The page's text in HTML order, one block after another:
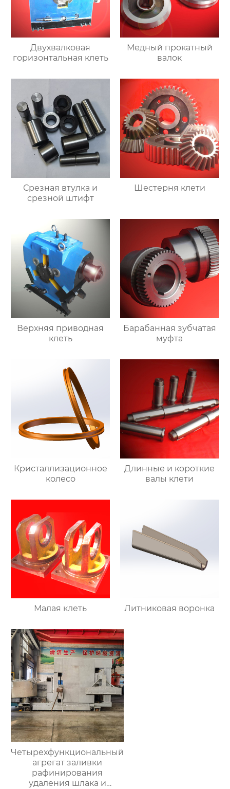
Двухвалковая
горизонтальная клеть
Медный прокатный
валок
Срезная втулка и
срезной штифт
Шестерня клети
Верхняя приводная
клеть
Барабанная зубчатая
муфта
Кристаллизационное
колесо
Длинные и короткие
валы клети
Малая клеть Литниковая воронка
Четырехфункциональный
агрегат заливки
рафинирования
удаления шлака и